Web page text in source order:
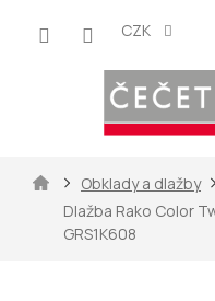
CZK
DomůObklady a dlažby
Dlažba Rako Color
GRS1K608